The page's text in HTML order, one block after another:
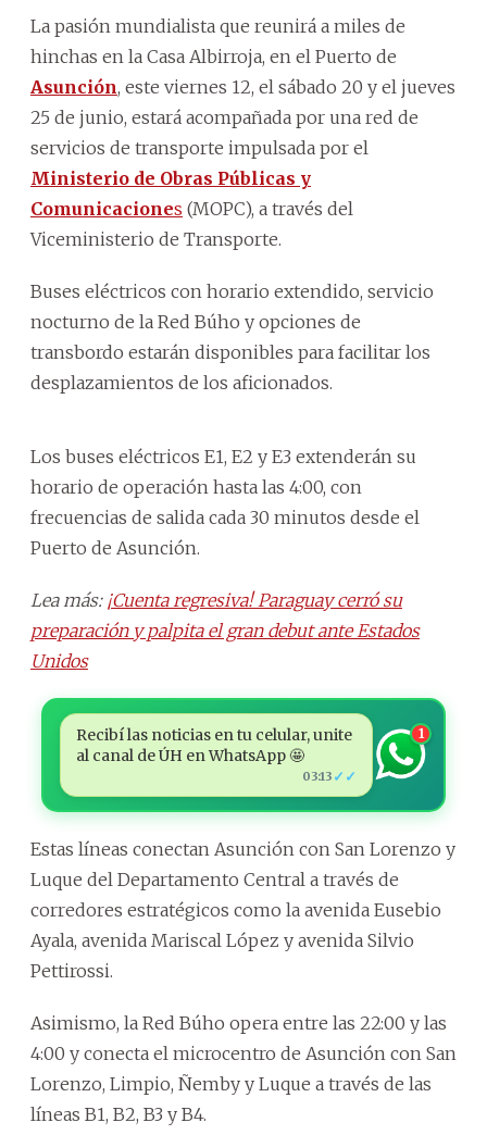
La pasión mundialista que reunirá a miles de
hinchas en la Casa Albirroja, en el Puerto de
Asunción, este viernes 12, el sábado 20 y el jueves
25 de junio, estará acompañada por una red de
servicios de transporte impulsada por el
Ministerio de Obras Públicas y
Comunicaciones (MOPC), a través del
Viceministerio de Transporte.
Buses eléctricos con horario extendido, servicio
nocturno de la Red Búho y opciones de
transbordo estarán disponibles para facilitar los
desplazamientos de los aficionados.
Los buses eléctricos E1, E2 y E3 extenderán su
horario de operación hasta las 4:00, con
frecuencias de salida cada 30 minutos desde el
Puerto de Asunción.
Lea más: ¡Cuenta regresiva! Paraguay cerró su
preparación y palpita el gran debut ante Estados
Unidos
Recibí las noticias en tu celular, unite
al canal de ÚH en WhatsApp 🤩
03:13 ✓✓
1
Estas líneas conectan Asunción con San Lorenzo y
Luque del Departamento Central a través de
corredores estratégicos como la avenida Eusebio
Ayala, avenida Mariscal López y avenida Silvio
Pettirossi.
Asimismo, la Red Búho opera entre las 22:00 y las
4:00 y conecta el microcentro de Asunción con San
Lorenzo, Limpio, Ñemby y Luque a través de las
líneas B1, B2, B3 y B4.